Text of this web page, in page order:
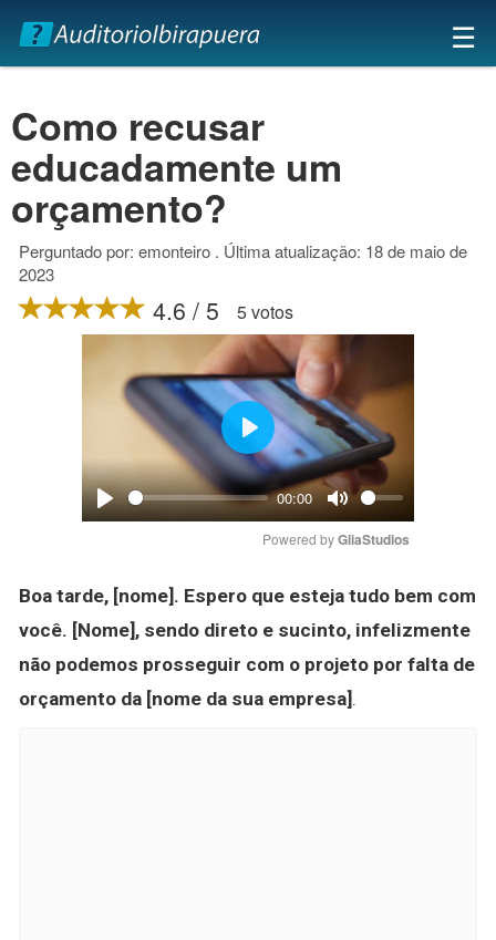
×
☰
Como recusar
educadamente um
orçamento?
Perguntado por: emonteiro . Última atualização: 18 de maio de
2023
4.6 / 5 5 votos
Play
00:00
Mute
Play
Powered by GliaStudios
Boa tarde, [nome]. Espero que esteja tudo bem com
você. [Nome], sendo direto e sucinto, infelizmente
não podemos prosseguir com o projeto por falta de
orçamento da [nome da sua empresa].